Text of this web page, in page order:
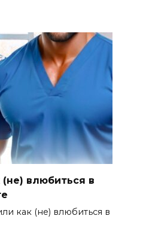
(не) влюбиться в
как (не) влюбиться в